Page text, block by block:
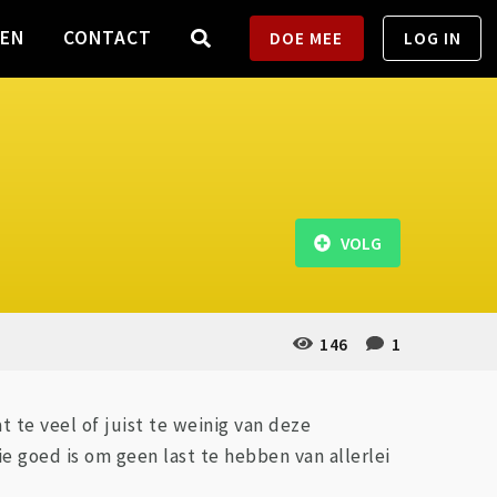
CONTACT DOE MEE LOG IN
146 1
VOLG
te veel of juist te weinig van deze
goed is om geen last te hebben van allerlei